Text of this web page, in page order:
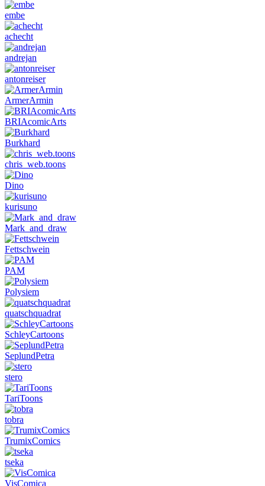
embe
achecht
andrejan
antonreiser
ArmerArmin
BRIAcomicArts
Burkhard
chris_web.toons
Dino
kurisuno
Mark_and_draw
Fettschwein
PAM
Polysiem
quatschquadrat
SchleyCartoons
SeplundPetra
stero
TariToons
tobra
TrumixComics
tseka
VisComica